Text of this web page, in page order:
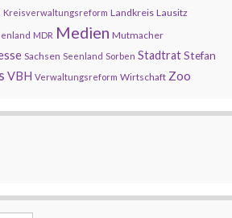
Kreisverwaltungsreform Landkreis Lausitz
MDR Medien Mutmacher
Sachsen Seenland Sorben StadtratStefan
VBH Verwaltungsreform Wirtschaft Zoo